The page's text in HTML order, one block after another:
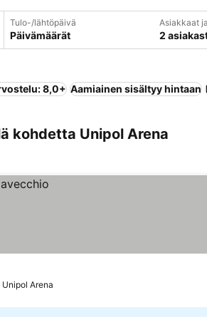
Tulo-/lähtöpäivä
Päivämäärät
Asiakkaat
2
8,0+ Aamiainen sisältyy hintaan
kohdetta Unipol Arena
Arena